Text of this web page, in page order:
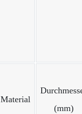
Material
(mm)